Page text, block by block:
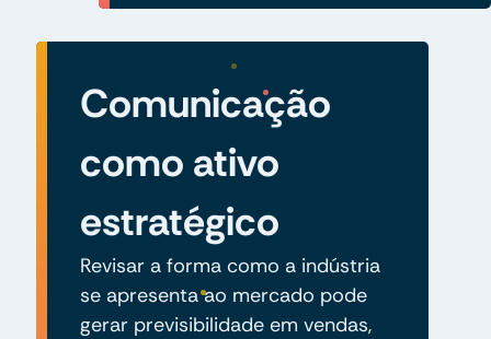
Comunicação
como ativo
estratégico
Revisar a forma como a indústria
se apresenta ao mercado pode
gerar previsibilidade em vendas,